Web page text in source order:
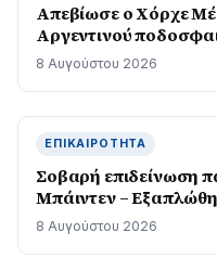
Απεβίωσε ο Χόρχε
Αργεντινού
8 Αυγούστου 2026
ΕΠΙΚΑΙΡΌΤΗΤΑ
Σοβαρή επιδείνωση
Μπάιντεν –
8 Αυγούστου 2026